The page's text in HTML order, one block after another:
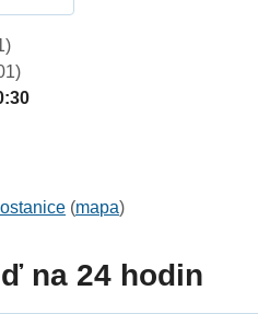
(mapa)
na 24 hodin